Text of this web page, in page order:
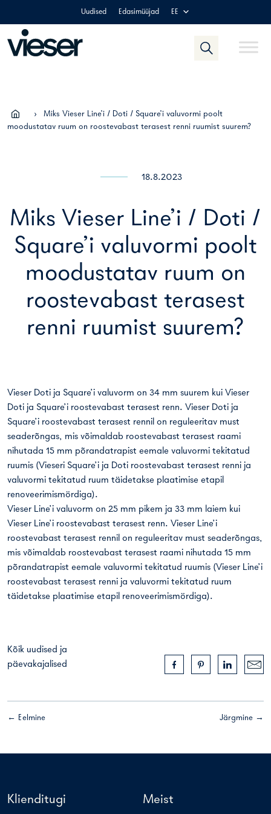
content
Uudised Edasimüüjad EE
›
Miks Vieser Line’i / Doti / Square’i valuvormi poolt
moodustatav ruum on roostevabast terasest renni ruumist suurem?
18.8.2023
Miks Vieser Line’i / Doti /
Square’i valuvormi poolt
moodustatav ruum on
roostevabast terasest
renni ruumist suurem?
Vieser Doti ja Square’i valuvorm on 34 mm suurem kui Vieser
Doti ja Square’i roostevabast terasest renn. Vieser Doti ja
Square’i roostevabast terasest rennil on reguleeritav must
seaderõngas, mis võimaldab roostevabast terasest raami
nihutada 15 mm põrandatrapist eemale valuvormi tekitatud
ruumis (Vieseri Square’i ja Doti roostevabast terasest renni ja
valuvormi tekitatud ruum täidetakse plaatimise etapil
renoveerimismördiga).
Vieser Line’i valuvorm on 25 mm pikem ja 33 mm laiem kui
Vieser Line’i roostevabast terasest renn. Vieser Line’i
roostevabast terasest rennil on reguleeritav must seaderõngas,
mis võimaldab roostevabast terasest raami nihutada 15 mm
põrandatrapist eemale valuvormi tekitatud ruumis (Vieser Line’i
roostevabast terasest renni ja valuvormi tekitatud ruum
täidetakse plaatimise etapil renoveerimismördiga).
Kõik uudised ja
päevakajalised
Järgmine →
← Eelmine
Klienditugi Meist